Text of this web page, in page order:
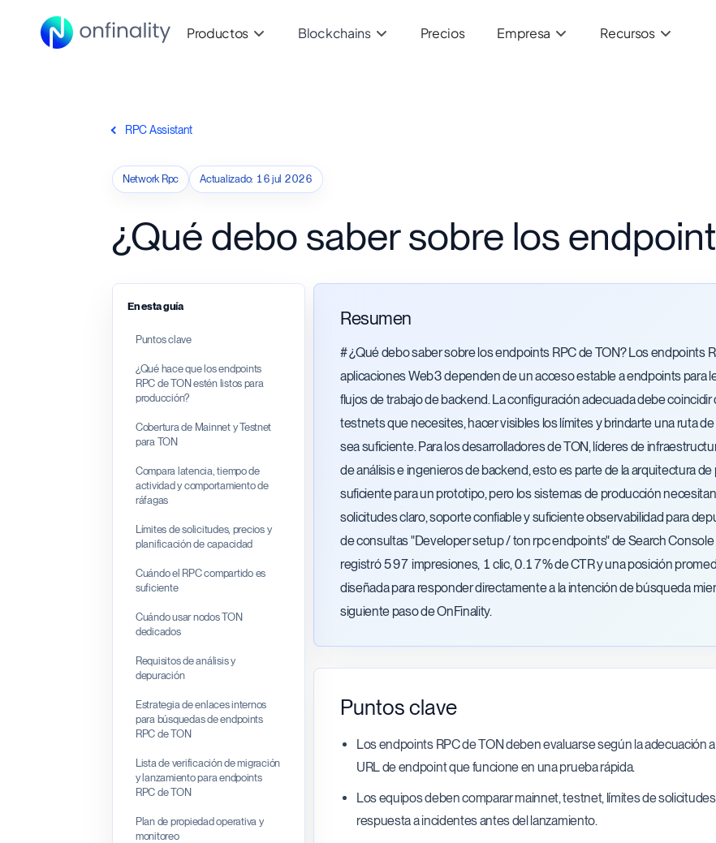
Productos Blockchains Precios Empresa Recursos
RPC Assistant
Network Rpc Actualizado: 16 jul 2026
¿Qué debo saber sobre los
En esta guía
Puntos clave
¿Qué hace que los endpoints
RPC de TON estén listos para
producción?
Cobertura de Mainnet y Testnet
para TON
Compara latencia, tiempo de
actividad y comportamiento de
ráfagas
Límites de solicitudes, precios y
planificación de capacidad
Cuándo el RPC compartido es
suficiente
Cuándo usar nodos TON
dedicados
Requisitos de análisis y
depuración
Estrategia de enlaces internos
para búsquedas de endpoints
RPC de TON
Lista de verificación de migración
y lanzamiento para endpoints
RPC de TON
Plan de propiedad operativa y
monitoreo
Resumen
# ¿Qué debo saber sobre los endpoints RPC de TON? Los endpoints
aplicaciones Web3 dependen de un acceso estable a endpoints para
flujos de trabajo de backend. La configuración adecuada debe
testnets que necesites, hacer visibles los límites y brindarte una ruta
sea suficiente. Para los desarrolladores de TON, líderes de
de análisis e ingenieros de backend, esto es parte de la arquitectura
suficiente para un prototipo, pero los sistemas de producción
solicitudes claro, soporte confiable y suficiente observabilidad para
de consultas "Developer setup / ton rpc endpoints" de Search
registró 597 impresiones, 1 clic, 0.17% de CTR y una posición
diseñada para responder directamente a la intención de búsqueda
siguiente paso de OnFinality.
Puntos clave
Los endpoints RPC de TON deben evaluarse según la adecuación
URL de endpoint que funcione en una prueba rápida.
Los equipos deben comparar mainnet, testnet, límites de
respuesta a incidentes antes del lanzamiento.